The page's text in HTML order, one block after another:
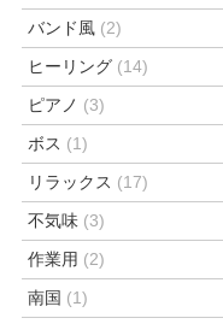
バンド風 (2)
ヒーリング (14)
ピアノ (3)
ボス (1)
リラックス (17)
不気味 (3)
作業用 (2)
南国 (1)